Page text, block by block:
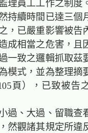
理員工工作之制度
持續時間已達三個
，已嚴重影響被告
成相當之危害，且
一致之邏輯抓取茲
模式，並為整理摘
頁），已致被告
、大過、留職查
然觀諸其規定所違